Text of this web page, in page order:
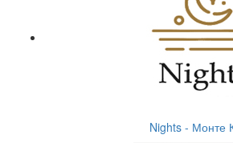
Nights - Монте